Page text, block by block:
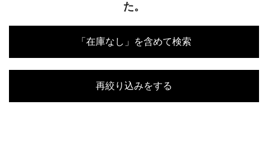
た。
「在庫なし」を含めて検索
再絞り込みをする